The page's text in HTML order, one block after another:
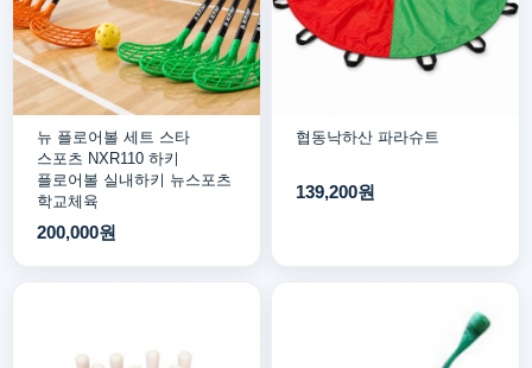
뉴 플로어볼 세트 스타
스포츠 NXR110 하키
플로어볼 실내하키 뉴스포츠
학교체육
200,000원
협동낙하산 파라슈트
139,200원